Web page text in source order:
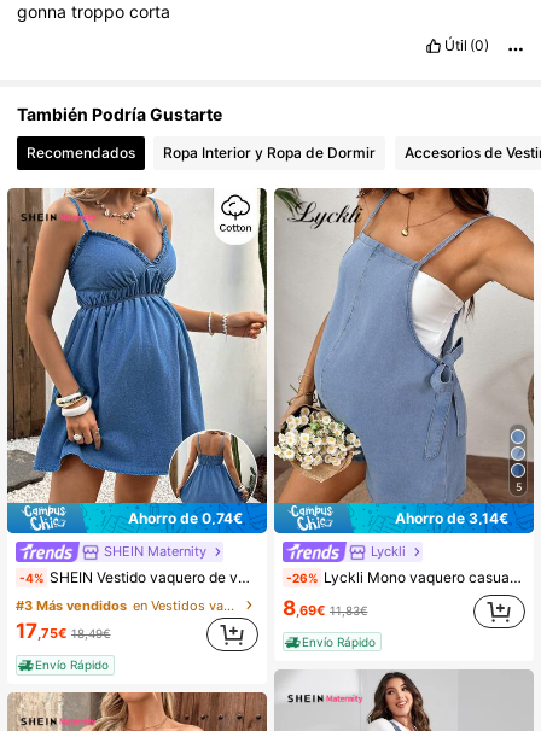
gonnatroppocorta
Útil (0)
También Podría Gustarte
Recomendados Ropa Interior y Ropa de Dormir Accesorios de
Ahorro de 0,74€
SHEIN Maternity
-4% SHEIN Vestido vaquero de verano para embarazadas con volantes y cintura ajustable, ideal para vacaciones, carnaval, viajes, graduación, estilo Y2K, fiestas, bodas y uso casual. Vestido vaquero azul de verano con tirantes finos, cuello en V, volantes, ajuste ceñido, sin mangas, estilo casual, vestido de playa. Vestido vaquero azul de algodón, estilo de vacaciones, vestido de cita de verano, vestido estilo francés chic.
#3 Más vendidos en Vestidos vaqueros de maternidad
17,75€ 18,49€
Envío Rápido
5
Ahorro de 3,14€
Lyckli
-26% Lyckli Mono vaquero casual con nudo lateral para mujeres embarazadas, ideal para vacaciones y uso diario, verano, carnaval, viajes, graduación, estilo Y2K lindo, fiesta, boda, elegante, negocios, playa, graduación. Peto corto de mezclilla ligera para maternidad, con tirantes ajustables, mono casual de verano
8,69€ 11,83€
Envío Rápido